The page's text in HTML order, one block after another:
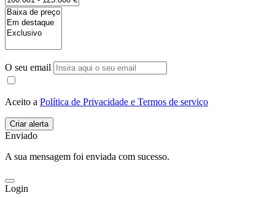
O seu email
Aceito a Política de Privacidade e Termos de serviço
Enviado
A sua mensagem foi enviada com sucesso.
Login